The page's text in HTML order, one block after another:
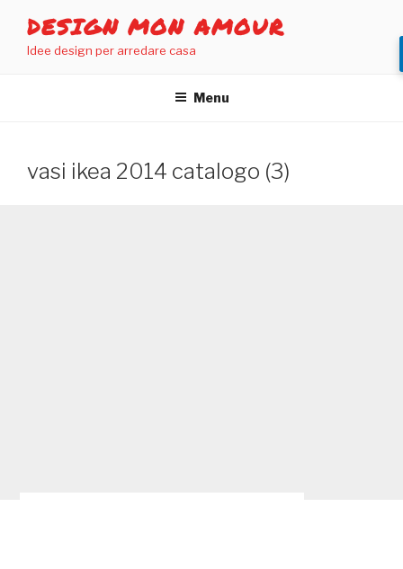
contenuto
DESIGN MON AMOUR
Idee design per arredare casa
Menu
vasi ikea 2014 catalogo (3)